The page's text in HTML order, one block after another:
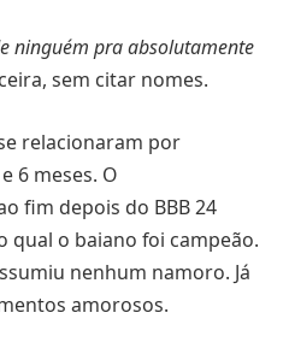
ninguém pra absolutamente
sem citar nomes.
relacionaram por
6 meses. O
fim depois do BBB 24
qual o baiano foi campeão.
nenhum namoro. Já
amorosos.